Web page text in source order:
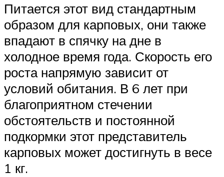
Питается этот вид стандартным
образом для карповых, они также
впадают в спячку на дне в
холодное время года. Скорость его
роста напрямую зависит от
условий обитания. В 6 лет при
благоприятном стечении
обстоятельств и постоянной
подкормки этот представитель
карповых может достигнуть в весе
1 кг.